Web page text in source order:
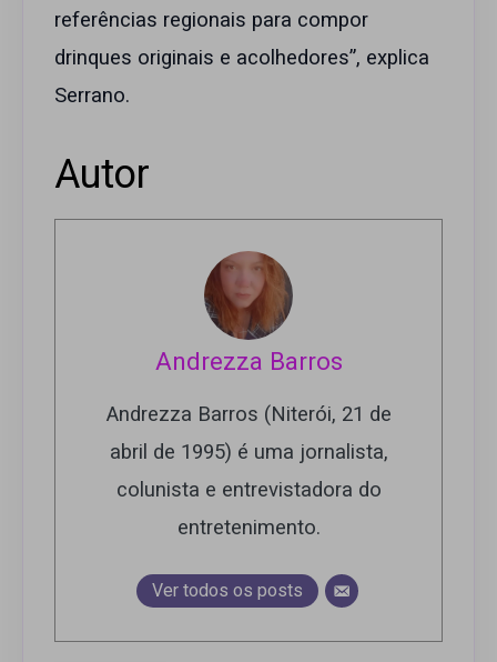
referências regionais para compor
drinques originais e acolhedores”, explica
Serrano.
Autor
Andrezza Barros
Andrezza Barros (Niterói, 21 de
abril de 1995) é uma jornalista,
colunista e entrevistadora do
entretenimento.
Ver todos os posts